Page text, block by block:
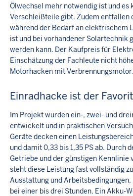
Ölwechsel mehr notwendig ist und es
Verschleißteile gibt. Zudem entfallen
während der Bedarf an elektrischem
ist und bei vorhandener Solartechnik
werden kann. Der Kaufpreis für
Einschätzung der Fachleute nicht
Motorhacken mit Verbrennungsmotor.
Einradhacke ist der Favorit
Im Projekt wurden ein-, zwei- und
entwickelt und in praktischen
Geräte decken einen
und damit 0,33 bis 1,35 PS ab. Durch
Getriebe und der günstigen Kennlinie
steht diese Leistung fast vollständig
Ausstattung und
bei einer bis drei Stunden. Ein Akku-